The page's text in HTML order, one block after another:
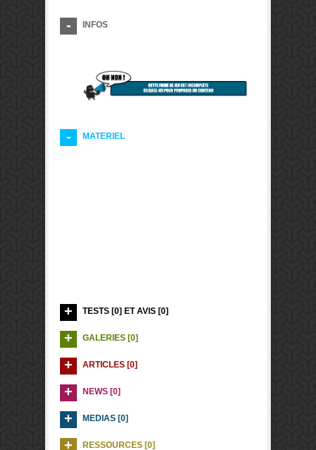
INFOS
MATERIEL
TESTS [0] ET AVIS [0]
GALERIES [0]
ARTICLES [0]
NEWS [0]
MEDIAS [0]
RESSOURCES [0]